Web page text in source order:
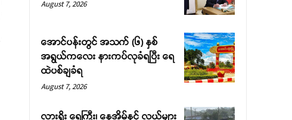
August 7, 2026
အောင်ပန်းတွင် အသက် (၆) နှစ်
အရွယ်ကလေး နားကပ်လုခံရပြီး ရေ
ထဲပစ်ချခံရ
August 7, 2026
လားရှိုး ရေကြီး၊ နေအိမ်နှင့် လယ်များ